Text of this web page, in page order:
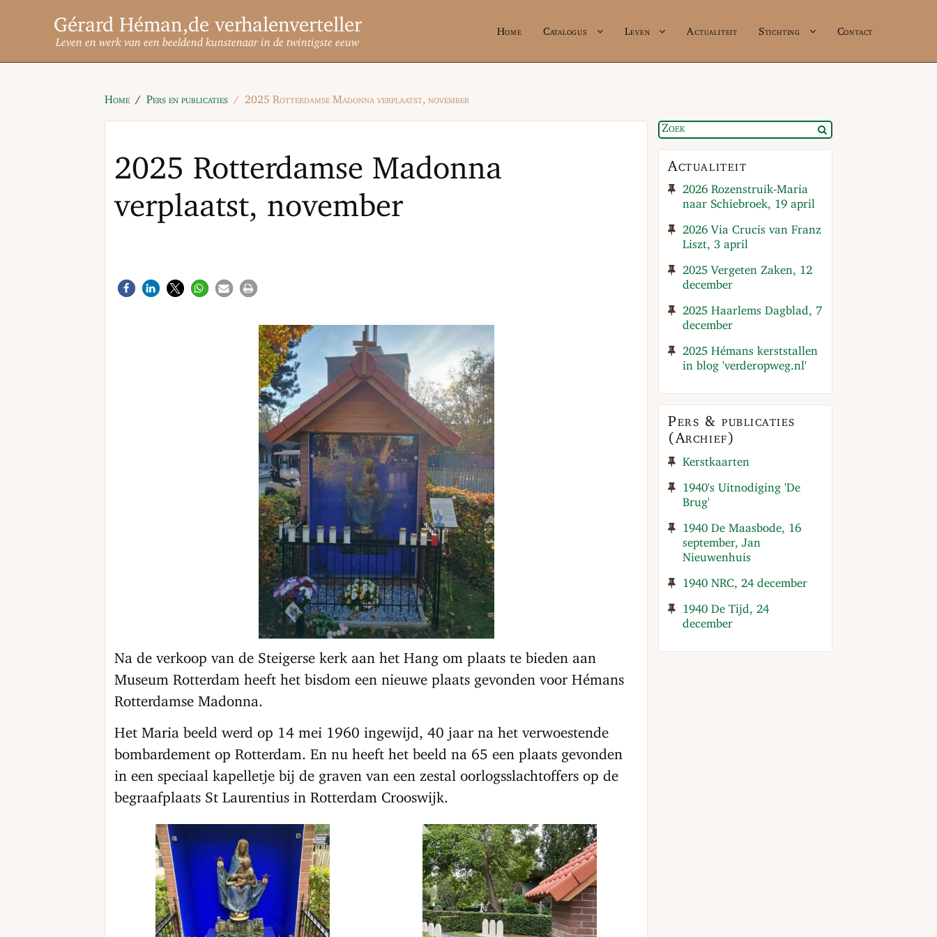
Gérard Héman
Leven en werk van een beeldend kunstenaar in de twintigste eeuw
Home Catalogus Leven Actualiteit Stichting Contact
Home Pers en publicaties 2025 Rotterdamse Madonna verplaatst, november
2025 Rotterdamse Madonna
verplaatst, november
Na de verkoop van de Steigerse kerk aan het Hang om plaats te bieden aan
Museum Rotterdam heeft het bisdom een nieuwe plaats gevonden voor Hémans
Rotterdamse Madonna.
Het Maria beeld werd op 14 mei 1960 ingewijd, 40 jaar na het verwoestende
bombardement op Rotterdam. En nu heeft het beeld na 65 een plaats gevonden
in een speciaal kapelletje bij de graven van een zestal oorlogsslachtoffers op de
begraafplaats St Laurentius in Rotterdam Crooswijk.
Actualiteit
2026 Rozenstruik-Maria
naar Schiebroek, 19 april
2026 Via Crucis van Franz
Liszt, 3 april
2025 Vergeten Zaken, 12
december
2025 Haarlems Dagblad, 7
december
2025 Hémans kerststallen
in blog 'verderopweg.nl'
Pers & publicaties
(Archief)
Kerstkaarten
1940's Uitnodiging 'De
Brug'
1940 De Maasbode, 16
september, Jan
Nieuwenhuis
1940 NRC, 24 december
1940 De Tijd, 24
december